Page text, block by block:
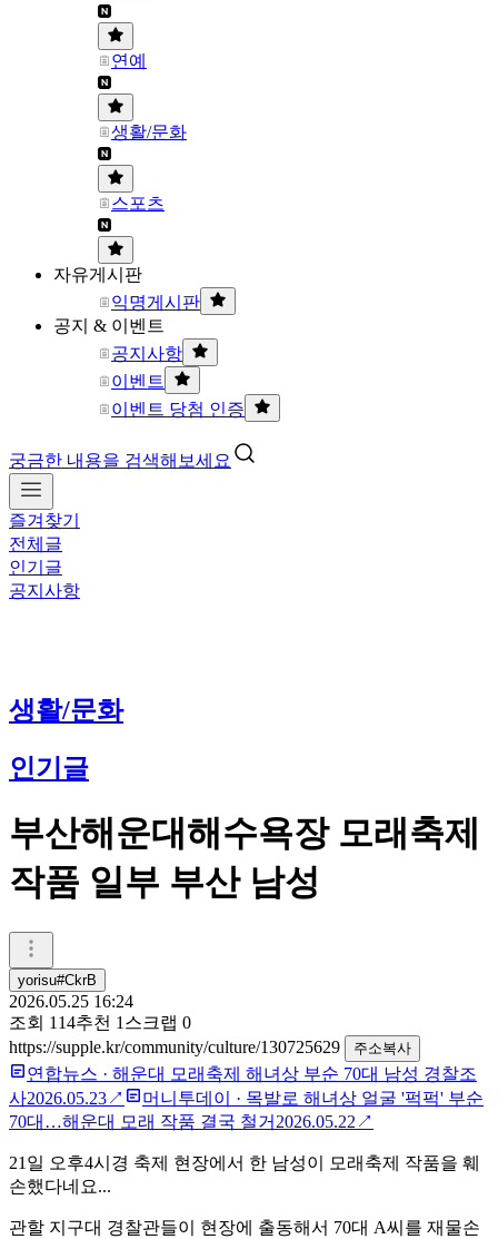
연예
생활/문화
스포츠
자유게시판
익명게시판
공지 & 이벤트
공지사항
이벤트
이벤트 당첨 인증
궁금한 내용을 검색해보세요
즐겨찾기
전체글
인기글
공지사항
생활/문화
인기글
부산해운대해수욕장 모래축제
작품 일부 부산 남성
yorisu#CkrB
2026.05.25 16:24
조회 114추천 1 스크랩 0
https://supple.kr/community/culture/130725629
주소복사
연합뉴스 · 해운대 모래축제 해녀상 부순 70대 남성 경찰조
사2026.05.23↗ 머니투데이 · 목발로 해녀상 얼굴 '퍽퍽' 부순
70대…해운대 모래 작품 결국 철거 2026.05.22 ↗
21일 오후4시경 축제 현장에서 한 남성이 모래축제 작품을 훼
손했다네요...
관할 지구대 경찰관들이 현장에 출동해서 70대 A씨를 재물손